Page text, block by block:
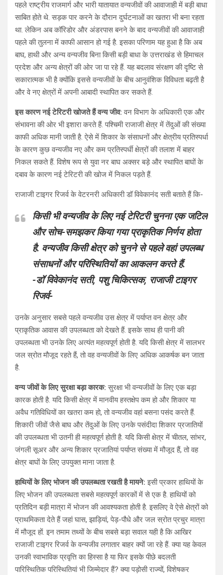
पहले राष्ट्रीय राजमार्ग और भारी यातायात वन्यजीवों की आवाजाही में बड़ी बाधा
साबित होते थे. सड़क पार करने के दौरान दुर्घटनाओं का खतरा भी बना रहता
था. लेकिन अब कॉरिडोर और अंडरपास बनने के बाद वन्यजीवों की आवाजाही
पहले की तुलना में काफी आसान हो गई है. इसका परिणाम यह हुआ है कि अब
बाघ, हाथी और अन्य वन्यजीव बिना किसी बड़ी बाधा के उत्तराखंड से हिमाचल
प्रदेश और अन्य क्षेत्रों की ओर जा पा रहे हैं. यह बदलाव संरक्षण की दृष्टि से
सकारात्मक भी है क्योंकि इससे वन्यजीवों के बीच आनुवंशिक विविधता बढ़ती है
और वे नए क्षेत्रों में अपनी आबादी स्थापित कर सकते हैं.
इस कारण नई टेरिटरी खोजते हैं वन्य जीव: वन विभाग के अधिकारी एक और
संभावना की ओर भी इशारा करते हैं. पश्चिमी राजाजी क्षेत्र में तेंदुओं की संख्या
काफी अधिक मानी जाती है. ऐसे में शिकार के संसाधनों और क्षेत्रीय प्रतिस्पर्धा
के कारण कुछ वन्यजीव नए और कम प्रतिस्पर्धी क्षेत्रों की तलाश में बाहर
निकल सकते हैं. विशेष रूप से युवा नर बाघ अक्सर बड़े और स्थापित बाघों के
दबाव के कारण नई टेरिटरी की खोज में निकल पड़ते हैं.
राजाजी टाइगर रिजर्व के वेटरनरी अधिकारी डॉ विवेकानंद सती बताते हैं कि-
किसी भी वन्यजीव के लिए नई टेरिटरी चुनना एक जटिल
और सोच-समझकर किया गया प्राकृतिक निर्णय होता
है. वन्यजीव किसी क्षेत्र को चुनने से पहले वहां उपलब्ध
संसाधनों और परिस्थितियों का आकलन करते हैं.
-डॉ विवेकानंद सती, पशु चिकित्सक, राजाजी टाइगर
रिजर्व-
उनके अनुसार सबसे पहले वन्यजीव उस क्षेत्र में पर्याप्त वन क्षेत्र और
प्राकृतिक आवास की उपलब्धता को देखते हैं. इसके साथ ही पानी की
उपलब्धता भी उनके लिए अत्यंत महत्वपूर्ण होती है. यदि किसी क्षेत्र में सालभर
जल स्रोत मौजूद रहते हैं, तो वह वन्यजीवों के लिए अधिक आकर्षक बन जाता
है.
वन्य जीवों के लिए सुरक्षा बड़ा कारक: सुरक्षा भी वन्यजीवों के लिए एक बड़ा
कारक होती है. यदि किसी क्षेत्र में मानवीय हस्तक्षेप कम हो और शिकार या
अवैध गतिविधियों का खतरा कम हो, तो वन्यजीव वहां बसना पसंद करते हैं.
शिकारी जीवों जैसे बाघ और तेंदुओं के लिए उनके पसंदीदा शिकार प्रजातियों
की उपलब्धता भी उतनी ही महत्वपूर्ण होती है. यदि किसी क्षेत्र में चीतल, सांभर,
जंगली सूअर और अन्य शिकार प्रजातियां पर्याप्त संख्या में मौजूद हैं, तो वह
क्षेत्र बाघों के लिए उपयुक्त माना जाता है.
हाथियों के लिए भोजन की उपलब्धता रखती है मायने: इसी प्रकार हाथियों के
लिए भोजन की उपलब्धता सबसे महत्वपूर्ण कारकों में से एक है. हाथियों को
प्रतिदिन बड़ी मात्रा में भोजन की आवश्यकता होती है. इसलिए वे ऐसे क्षेत्रों को
प्राथमिकता देते हैं जहां घास, झाड़ियां, पेड़-पौधे और जल स्रोत प्रचुर मात्रा
में मौजूद हों. इन तमाम तथ्यों के बीच सबसे बड़ा सवाल यही है कि आखिर
राजाजी टाइगर रिजर्व के वन्यजीव लगातार बाहर क्यों जा रहे हैं. क्या यह केवल
उनकी स्वाभाविक प्रवृत्ति का हिस्सा है या फिर इसके पीछे बदलती
पारिस्थितिक परिस्थितियां भी जिम्मेदार हैं? क्या पड़ोसी राज्यों, विशेषकर